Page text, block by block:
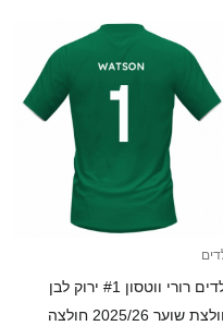
ילדים רורי ווטסון #1 ירוק לבן
חולצת שוער 2025/26 חולצה